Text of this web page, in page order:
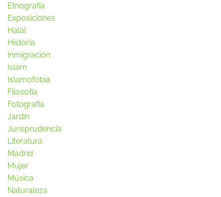
Etnografía
Exposiciones
Halal
Historia
Inmigración
Islam
Islamofobia
Filosofía
Fotografía
Jardín
Jurisprudencia
Literatura
Madrid
Mujer
Música
Naturaleza